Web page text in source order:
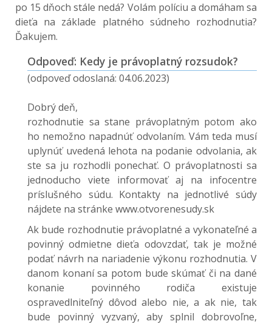
po 15 dňoch stále nedá? Volám políciu a domáham sa
dieťa na základe platného súdneho rozhodnutia?
Ďakujem.
Odpoveď: Kedy je právoplatný rozsudok?
(odpoveď odoslaná: 04.06.2023)
Dobrý deň,
rozhodnutie sa stane právoplatným potom ako
ho nemožno napadnúť odvolaním. Vám teda musí
uplynúť uvedená lehota na podanie odvolania, ak
ste sa ju rozhodli ponechať. O právoplatnosti sa
jednoducho viete informovať aj na infocentre
príslušného súdu. Kontakty na jednotlivé súdy
nájdete na stránke www.otvorenesudy.sk
Ak bude rozhodnutie právoplatné a vykonateľné a
povinný odmietne dieťa odovzdať, tak je možné
podať návrh na nariadenie výkonu rozhodnutia. V
danom konaní sa potom bude skúmať či na dané
konanie povinného rodiča existuje
ospravedlniteľný dôvod alebo nie, a ak nie, tak
bude povinný vyzvaný, aby splnil dobrovoľne,